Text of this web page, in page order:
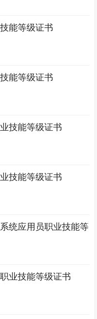
能等级证书
能等级证书
技能等级证书
技能等级证书
统应用员职业技能等
业技能等级证书